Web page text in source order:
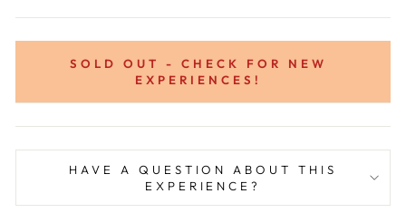
SOLD OUT - CHECK FOR NEW
EXPERIENCES!
HAVE A QUESTION ABOUT THIS
EXPERIENCE?